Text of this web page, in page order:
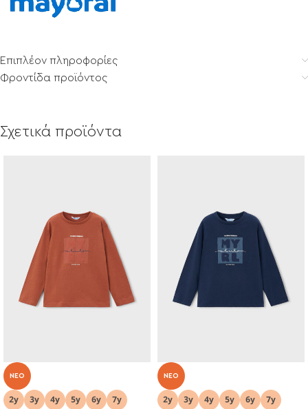
Επιπλέον πληροφορίες
Φροντίδα προϊόντος
Σχετικά προϊόντα
NEO NEO